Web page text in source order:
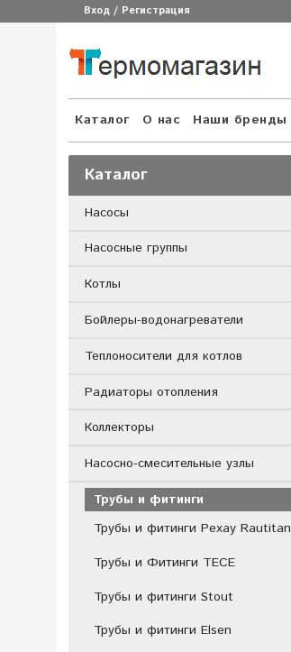
Вход / Регистрация
Каталог О нас Наши бренды
Каталог
Насосы
Насосные группы
Котлы
Бойлеры-водонагреватели
Теплоносители для котлов
Радиаторы отопления
Коллекторы
Насосно-смесительные узлы
Трубы и фитинги
Трубы и фитинги Рехау Rautitan
Трубы и Фитинги TECE
Трубы и фитинги Stout
Трубы и фитинги Elsen